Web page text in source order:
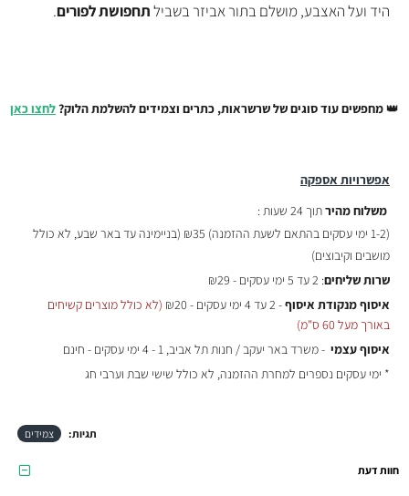
אפשרויות אספקה
משלוח מהירתוך 24 שעות :
(1-2 ימי עסקים בהתאם לשעת ההזמנה)
₪35 (בניימינה עד באר שבע, לא כולל
מושבים וקיבוצים)
שרות שליחים: 2 עד 5 ימי עסקים - ₪29
איסוף מנקודת איסוף- 2 עד 4 ימי עסקים - ₪20
(לא כולל מוצרים קשיחים
באורך מעל 60 ס"מ)
איסוף עצמי - משרד באר יעקב / חנות תל אביב, 1 - 4 ימי עסקים - חינם
* ימי עסקים נספרים למחרת ההזמנה, לא כולל שישי שבת וערבי חג
👑מחפשים עוד סוגים של שרשראות, כתרים וצמידים להשלמת הלוק?לחצו כאן
היד ועל האצבע, מושלם בתור אביזר בשבילתחפושת לפורים.
תגיות: צמידים
חוות דעת